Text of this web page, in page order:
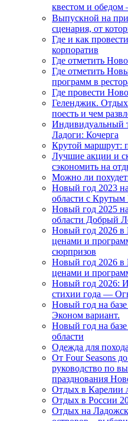
квестом и
Выпускной на
сценария, от
Где и как
корпоратив
Где отметить
Где отметить
программ в
Где провести
Геленджик. Отдых
поесть и чем
Индивидуальный
Ладоги: Кочерга
Крутой маршрут:
Лучшие акции и
сэкономить на
Можно ли
Новый год 2023
области с
Новый год 2025
области Добрый
Новый год 2026 в
ценами и
сюрпризов
Новый год 2026 в
ценами и
Новый год 2026:
стихии года —
Новый год на
Эконом вариант.
Новый год на
области
Одежда для
От Four Seasons
руководство по
празднования
Отдых в Карелии
Отдых в России
Отдых на